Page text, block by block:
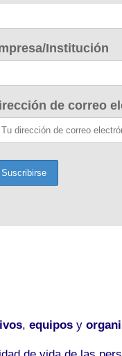
Institución
de correo
, equiposy